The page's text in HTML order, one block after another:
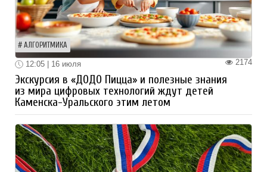
АЛГОРИТМИКА
2174
12:05 | 16 июля
Экскурсия в «ДОДО Пицца» и полезные знания
из мира цифровых технологий ждут детей
Каменска-Уральского этим летом